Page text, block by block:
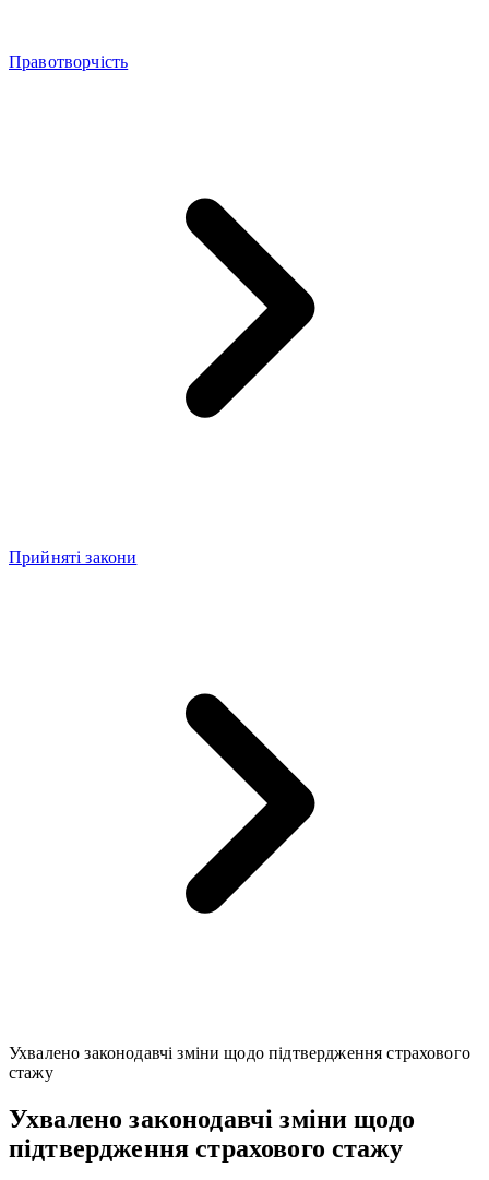
Правотворчість
Прийняті закони
Ухвалено законодавчі зміни щодо підтвердження страхового
стажу
Ухвалено законодавчі зміни щодо
підтвердження страхового стажу